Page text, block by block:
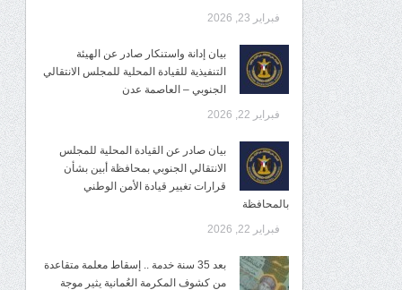
فبراير 23, 2026
بيان إدانة واستنكار صادر عن الهيئة
التنفيذية للقيادة المحلية للمجلس الانتقالي
الجنوبي – العاصمة عدن
فبراير 22, 2026
بيان صادر عن القيادة المحلية للمجلس
الانتقالي الجنوبي بمحافظة أبين بشأن
قرارات تغيير قيادة الأمن الوطني
بالمحافظة
فبراير 22, 2026
بعد 35 سنة خدمة .. إسقاط معلمة متقاعدة
من كشوف المكرمة العُمانية يثير موجة